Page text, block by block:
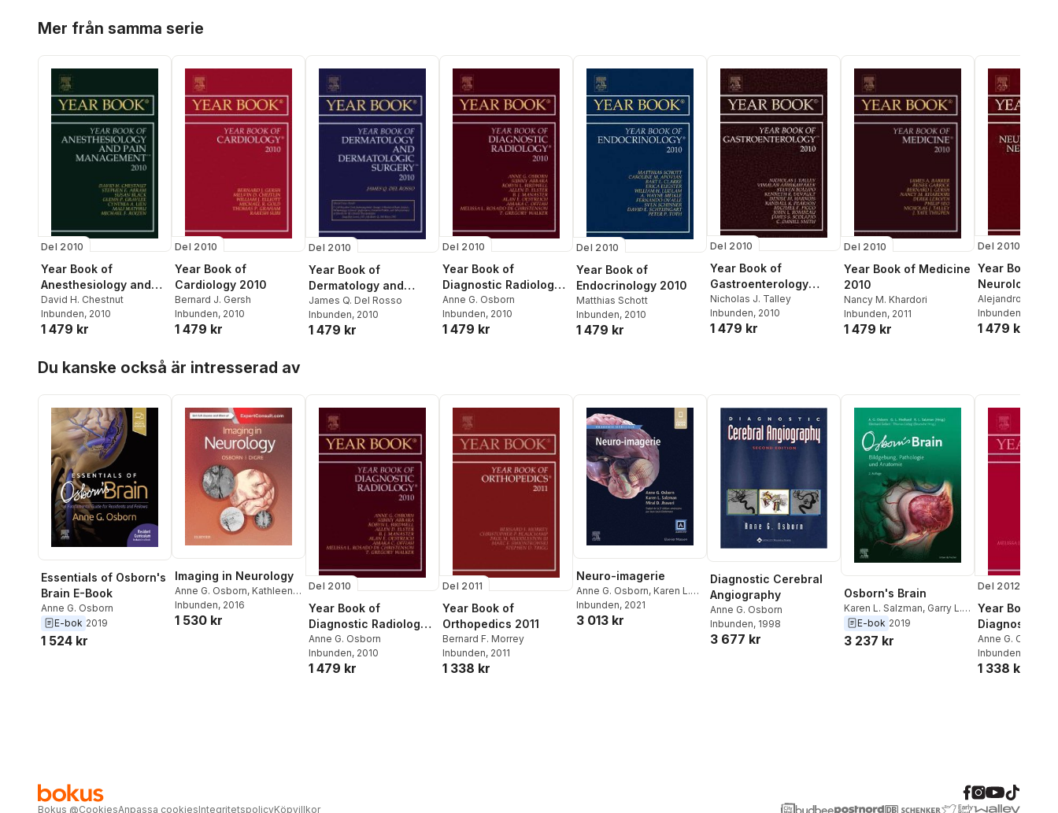
Mer från samma serie
Del 2010
Year Book of
Anesthesiology and
Pain Management
2010
David H. Chestnut
Inbunden, 2010
1 479 kr
Del 2010
Year Book of
Cardiology 2010
Bernard J. Gersh
Inbunden, 2010
1 479 kr
Del 2010
Year Book of
Dermatology and
Dermatological
Surgery 2010
James Q. Del Rosso
Inbunden, 2010
1 479 kr
Del 2010
Year Book of
Diagnostic Radiology
2010
Anne G. Osborn
Inbunden, 2010
1 479 kr
Del 2010
Year Book of
Endocrinology 2010
Matthias Schott
Inbunden, 2010
1 479 kr
Del 2010
Year Book of
Gastroenterology
2010
Nicholas J. Talley
Inbunden, 2010
1 479 kr
Del 2010
Year Book of Medicine
2010
Nancy M. Khardori
Inbunden, 2011
1 479 kr
Del 2010
Year Book of
Neurology
Neurosurgery
Alejandro A.
Inbunden
1 479 kr
Du kanske också är intresserad av
Essentials of Osborn's
Brain E-Book
Anne G. Osborn
E-bok 2019
1 524 kr
Imaging in Neurology
Anne G. Osborn, Kathleen
B. Digre
Inbunden, 2016
1 530 kr
Del 2010
Year Book of
Diagnostic Radiology
2010
Anne G. Osborn
Inbunden, 2010
1 479 kr
Del 2011
Year Book of
Orthopedics 2011
Bernard F. Morrey
Inbunden, 2011
1 338 kr
Neuro-imagerie
Anne G. Osborn, Karen L.
Salzman,Miral D. Jhaveri
Inbunden, 2021
3 013 kr
Diagnostic Cerebral
Angiography
Anne G. Osborn
Inbunden, 1998
3 677 kr
Osborn's Brain
Karen L. Salzman, Garry L.
Hedlund, Anne G. Osborn
E-bok 2019
3 237 kr
Del 2012
Year Book of
Diagnostic
2012
Anne G. Osborn
Inbunden
1 338 kr
Bokus @CookiesAnpassa cookiesIntegritetspolicyKöpvillkor